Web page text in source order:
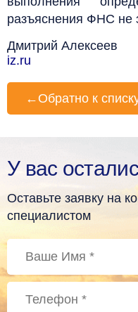
разъяснения ФНС не
Дмитрий Алексеев
iz.ru
← Обратно к
У вас
Оставьте заявку на
специалистом